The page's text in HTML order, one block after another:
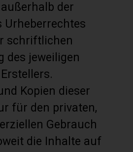
der
Urheberrechtes
schriftlichen
des jeweiligen
Kopien dieser
für den privaten,
Gebrauch
die Inhalte auf